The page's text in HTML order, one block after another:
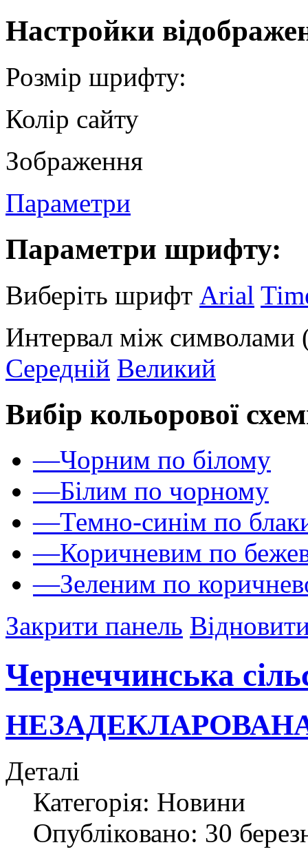
Настройки
Розмір шрифту:
Колір сайту
Зображення
Параметри
Параметри шрифту:
Виберіть шрифт Arial
Интервал між символами
Середній Великий
Вибір кольорової
—Чорним по білому
—Білим по чорному
—Темно-синім по
—Коричневим по
—Зеленим по
Закрити панель
Чернеччинська
Деталі
Категорія: Новини
Опубліковано: 30